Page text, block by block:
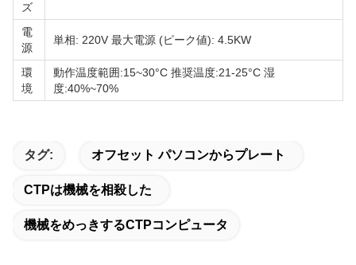
ズ
電
源
単相: 220V 最大電源 (ピーク値): 4.5KW
環
境
動作温度範囲:15~30°C 推奨温度:21-25°C 湿
度:40%~70%
タグ: オフセット パソコンからプレート
CTPは機械を相殺した
機械をめっきするCTPコンピュータ